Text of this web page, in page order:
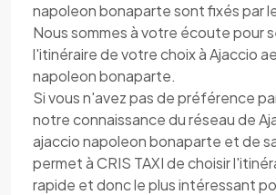
napoleon bonaparte sont fixés par
Nous sommes à votre écoute pour
l'itinéraire de votre choix à Ajaccio
napoleon bonaparte.
Si vous n'avez pas de préférence
notre connaissance du réseau de
ajaccio napoleon bonaparte et de
permet à CRIS TAXI de choisir
rapide et donc le plus intéressant